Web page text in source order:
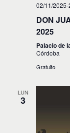
02/11/2025-
DON
2025
Palacio de
Córdoba
Gratuito
LUN
3